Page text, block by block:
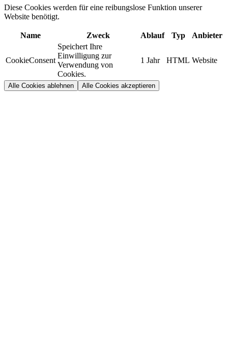
Diese Cookies werden für eine reibungslose Funktion unserer
Website benötigt.
Name Zweck Ablauf Typ Anbieter
CookieConsent
Speichert Ihre
Einwilligung zur
Verwendung von
Cookies.
1 Jahr HTML Website
Alle Cookies ablehnen Alle Cookies akzeptieren